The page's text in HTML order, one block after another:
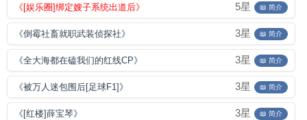
《[娱乐圈]绑定嫂子系统出道后》 5星 📖 简介
《倒霉社畜就职武装侦探社》 3星 📖 简介
《全大海都在磕我们的红线CP》 3星 📖 简介
《被万人迷包围后[足球F1]》 3星 📖 简介
《[红楼]薛宝琴》 3星 📖 简介